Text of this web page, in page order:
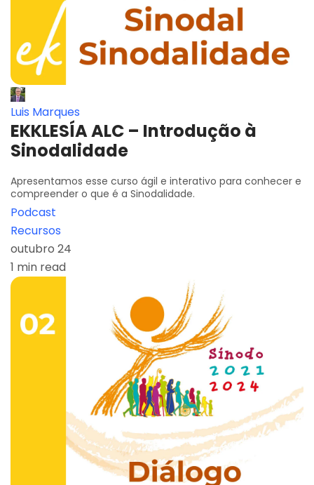
Luis Marques
EKKLESÍA ALC – Introdução à
Sinodalidade
Apresentamos esse curso ágil e interativo para conhecer e
compreender o que é a Sinodalidade.
Podcast
Recursos
outubro 24
1 min read